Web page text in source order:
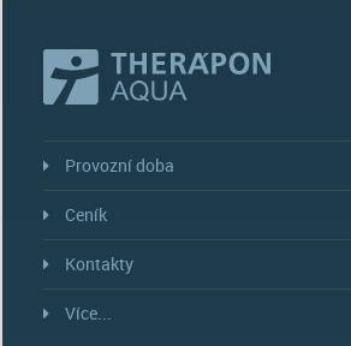
Provozní doba
Ceník
Kontakty
Více...